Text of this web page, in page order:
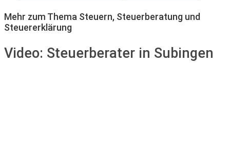
Mehr zum Thema Steuern, Steuerberatung und
Steuererklärung
Video: Steuerberater in Subingen